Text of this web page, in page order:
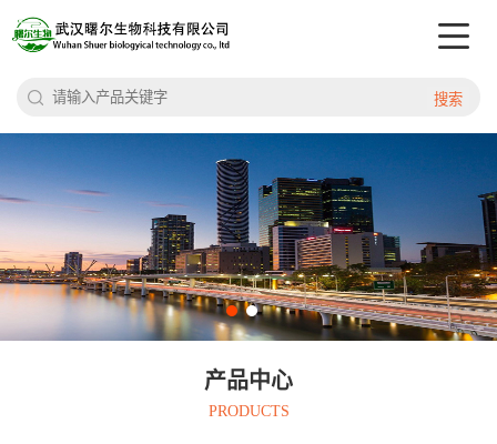
搜索
产品中心
PRODUCTS